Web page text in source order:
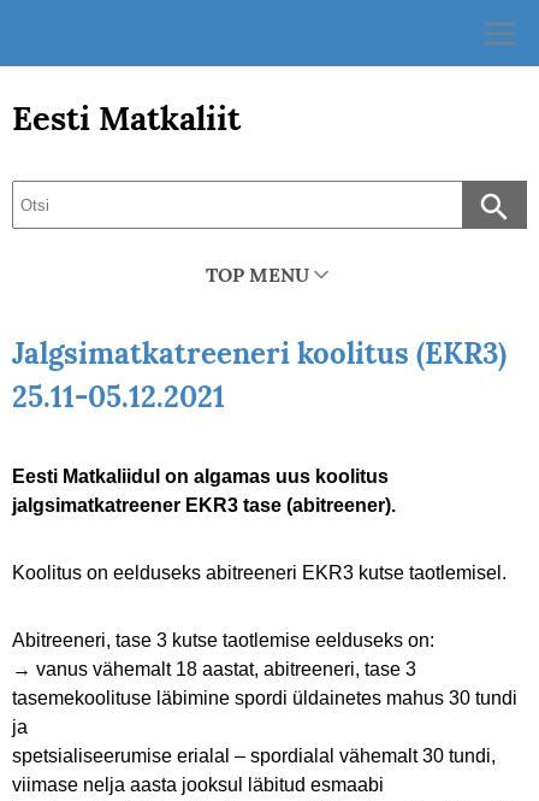
Eesti Matkaliit
TOP MENU
Jalgsimatkatreeneri koolitus (EKR3)
25.11-05.12.2021
Eesti Matkaliidul on algamas uus koolitus
jalgsimatkatreener EKR3 tase (abitreener).
Koolitus on eelduseks abitreeneri EKR3 kutse taotlemisel.
Abitreeneri, tase 3 kutse taotlemise eelduseks on:
→ vanus vähemalt 18 aastat, abitreeneri, tase 3
tasemekoolituse läbimine spordi üldainetes mahus 30 tundi
ja
spetsialiseerumise erialal – spordialal vähemalt 30 tundi,
viimase nelja aasta jooksul läbitud esmaabi